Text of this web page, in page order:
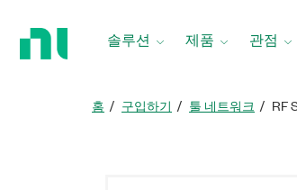
솔루션 제품 관점
홈 구입하기 툴 네트워크 RF